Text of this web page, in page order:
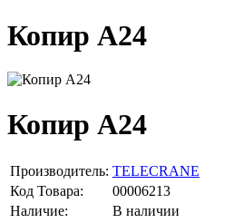
Копир А24
Копир А24
Производитель: TELECRANE
Код Товара:
00006213
Наличие:
В наличии